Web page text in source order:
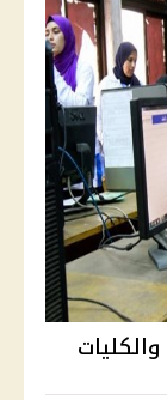
موعد تنسيق المرحلة الثانية 2026 والكليات